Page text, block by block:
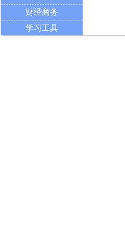
财经商务
学习工具